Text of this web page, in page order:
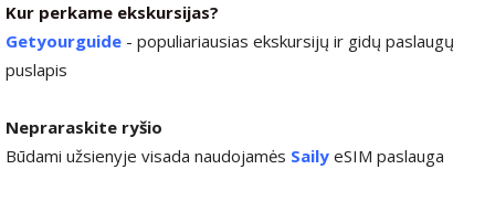
Kur perkame ekskursijas?
Getyourguide - populiariausias ekskursijų ir gidų paslaugų
puslapis
Nepraraskite ryšio
Būdami užsienyje visada naudojamės Saily eSIM paslauga